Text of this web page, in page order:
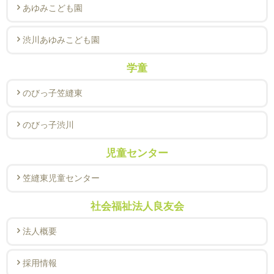
あゆみこども園
渋川あゆみこども園
学童
のびっ子笠縫東
のびっ子渋川
児童センター
笠縫東児童センター
社会福祉法人良友会
法人概要
採用情報